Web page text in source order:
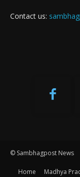
Contact us:
© Sambhagpost News
Home Madhya